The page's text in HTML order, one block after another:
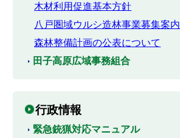
木材利用促進基本方針
八戸圏域ウルシ造林事業募集案内
森林整備計画の公表について
田子高原広域事務組合
行政情報
緊急銃猟対応マニュアル